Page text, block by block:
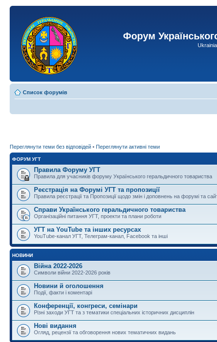
Форум
Список форумів
Переглянути теми без відповідей • Переглянути активні теми
ФОРУМ УГТ
Правила Форуму УГТ
Правила для учасників форуму Українського геральдичного товариства
Реєстрація на Форумі УГТ та пропозиції
Правила реєстрації та Пропозиції щодо змін і доповнень на форумі та
Справи Українського геральдичного товариства
Організаційні питання УГТ, проекти та плани роботи
УГТ на YouTube та інших ресурсах
YouTube-канал УГТ, Телеграм-канал, Facebook та інші
НОВИНИ
Війна 2022-2026
Символи війни 2022-2026 років
Новини й оголошення
Події, факти і коментарі
Конференції, конгреси, семінари
Різні заходи УГТ та з тематики спеціальних історичних дисциплін
Нові видання
Огляд, рецензії та обговорення нових тематичних видань